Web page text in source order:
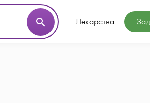
search Лекарства